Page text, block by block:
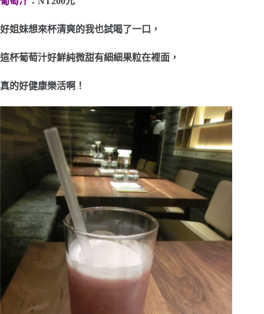
好姐妹想來杯清爽的我也試喝了一口，
這杯葡萄汁好鮮純微甜有細細果粒在裡面，
真的好健康樂活啊！